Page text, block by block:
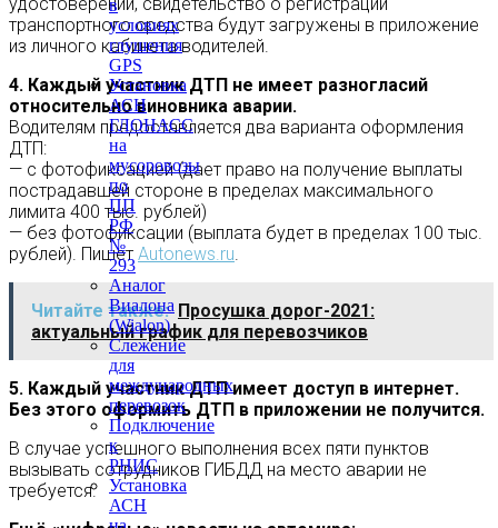
в
условиях
глушения
GPS
Установка
АСН
ГЛОНАСС
на
мусоровозы
по
ПП
РФ
№
293
Аналог
Виалона
(Wialon)
Слежение
для
международных
перевозок
Подключение
к
РНИС
Установка
АСН
транспортного средства будут загружены в приложение
из личного кабинета водителей.
4. Каждый участник ДТП не имеет разногласий
относительно виновника аварии.
Водителям предоставляется два варианта оформления
ДТП:
— с фотофиксацией (дает право на получение выплаты
пострадавшей стороне в пределах максимального
лимита 400 тыс. рублей)
— без фотофиксации (выплата будет в пределах 100 тыс.
рублей). Пишет Autonews.ru.
Читайте также: Просушка дорог-2021:
актуальный график для перевозчиков
5. Каждый участник ДТП имеет доступ в интернет.
Без этого оформить ДТП в приложении не получится.
В случае успешного выполнения всех пяти пунктов
вызывать сотрудников ГИБДД на место аварии не
требуется.